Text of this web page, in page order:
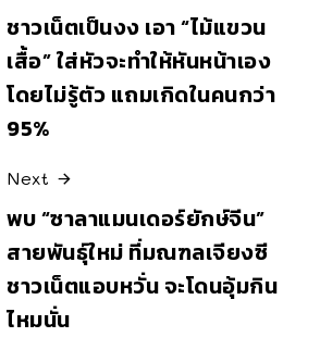
ชาวเน็ตเป็นงง เอา “ไม้แขวน
เสื้อ” ใส่หัวจะทำให้หันหน้าเอง
โดยไม่รู้ตัว แถมเกิดในคนกว่า
95%
Next
พบ “ซาลาแมนเดอร์ยักษ์จีน”
สายพันธุ์ใหม่ ที่มณฑลเจียงซี
ชาวเน็ตแอบหวั่น จะโดนอุ้มกิน
ไหมนั่น